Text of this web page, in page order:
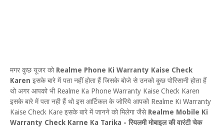
मगर कुछ यूजर को Realme Phone Ki Warranty Kaise Check
Karen इसके बारे में पता नहीं होता हैं जिसके बोजे से उनको कुछ पोरिसानी होता हैं
थो अगर आपको भी Realme Ka Phone Warranty Kaise Check Karen
इसके बारे में पता नही हैं थो इस आर्टिकल के जोरिये आपको Realme Ki Warranty
Kaise Check Kare इसके बारे में जानने को मिलेगा जैसे Realme Mobile Ki
Warranty Check Karne Ka Tarika - रियलमी मोबाइल की वारंटी चेक